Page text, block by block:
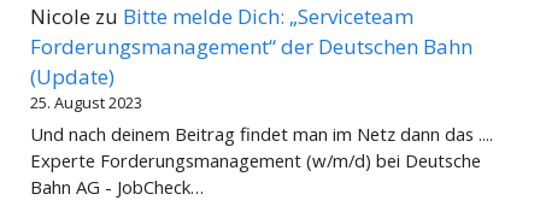
Nicole zu Bitte melde Dich: „Serviceteam
Forderungsmanagement“ der Deutschen Bahn
(Update)
25. August 2023
Und nach deinem Beitrag findet man im Netz dann das ....
Experte Forderungsmanagement (w/m/d) bei Deutsche
Bahn AG - JobCheck…